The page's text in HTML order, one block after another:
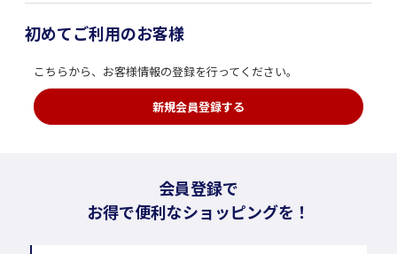
初めてご利用のお客様
こちらから、お客様情報の登録を行ってください。
新規会員登録する
会員登録で
お得で便利なショッピングを！